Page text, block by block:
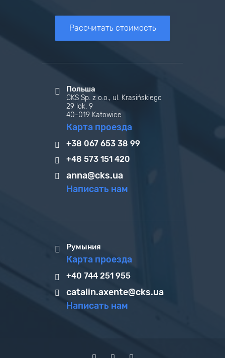
Рассчитать стоимость
Польша
CKS Sp. z o.o., ul. Krasińskiego
29 lok. 9
40-019 Katowice
Карта проезда
+38 067 653 38 99
+48 573 151 420
anna@cks.ua
Написать нам
Румыния
Карта проезда
+40 744 251 955
catalin.axente@cks.ua
Написать нам